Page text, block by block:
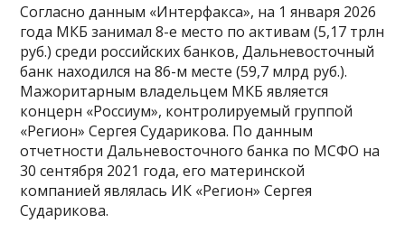
Согласно данным «Интерфакса», на 1 января 2026
года МКБ занимал 8-е место по активам (5,17 трлн
руб.) среди российских банков, Дальневосточный
банк находился на 86-м месте (59,7 млрд руб.).
Мажоритарным владельцем МКБ является
концерн «Россиум», контролируемый группой
«Регион» Сергея Сударикова. По данным
отчетности Дальневосточного банка по МСФО на
30 сентября 2021 года, его материнской
компанией являлась ИК «Регион» Сергея
Сударикова.